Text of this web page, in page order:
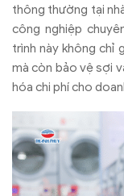
thông thường tại nh
công nghiệp chuy
trình này không chỉ
mà còn bảo vệ sợi
hóa chi phí cho